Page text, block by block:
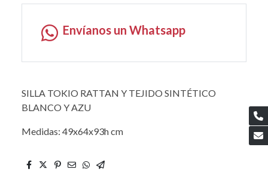
Envíanos un Whatsapp
SILLA TOKIO RATTAN Y TEJIDO SINTÉTICO
BLANCO Y AZU
Medidas: 49x64x93h cm